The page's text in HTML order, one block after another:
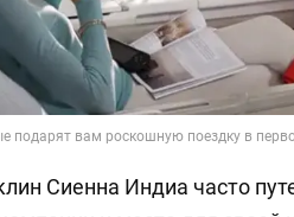
подарят вам роскошную поездку в
Сиенна Индиа часто